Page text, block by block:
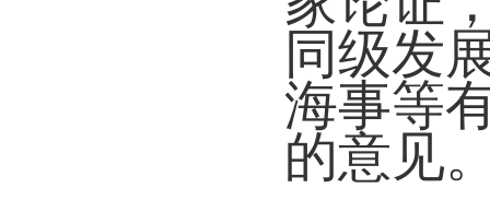
同级发
海事等
的意见